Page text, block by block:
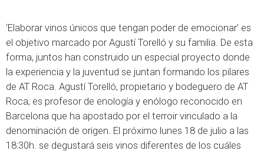
‘Elaborar vinos únicos que tengan poder de emocionar’ es
el objetivo marcado por Agustí Torelló y su familia. De esta
forma, juntos han construido un especial proyecto donde
la experiencia y la juventud se juntan formando los pilares
de AT Roca. Agustí Torelló, propietario y bodeguero de AT
Roca, es profesor de enología y enólogo reconocido en
Barcelona que ha apostado por el terroir vinculado a la
denominación de origen. El próximo lunes 18 de julio a las
18:30h. se degustará seis vinos diferentes de los cuáles